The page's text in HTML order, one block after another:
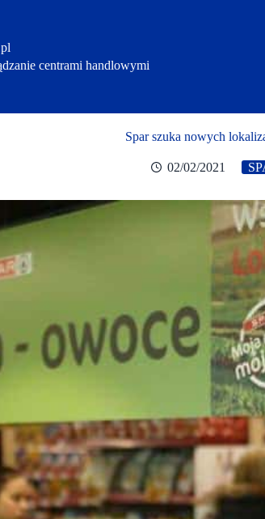
centrami handlowymi
Spar szuka nowych
02/02/2021